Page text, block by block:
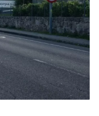
una colisión en